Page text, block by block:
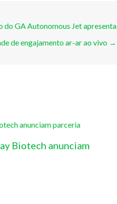
do GA Autonomous Jet apresenta
de engajamento ar-ar ao vivo →
Biotech anunciam